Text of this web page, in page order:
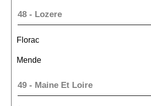
48 - Lozere
Florac
Mende
49 - Maine Et Loire